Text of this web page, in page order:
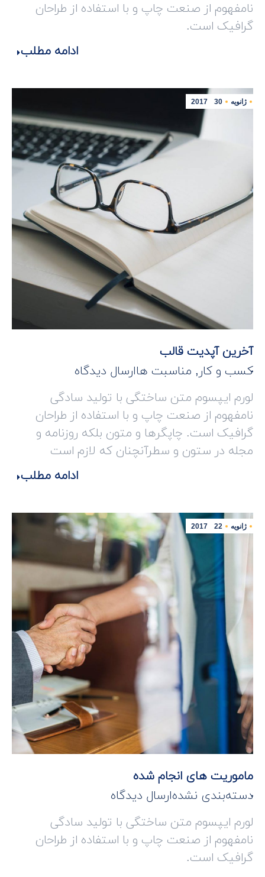
نامفهوم از صنعت چاپ و با استفاده از طراحان
گرافیک است.
ادامه مطلب
ژانویه 30
2017
آخرین آپدیت قالب
کسب و کار , مناسبت هاارسال دیدگاه
لورم ایپسوم متن ساختگی با تولید سادگی
نامفهوم از صنعت چاپ و با استفاده از طراحان
گرافیک است. چاپگرها و متون بلکه روزنامه و
مجله در ستون و سطرآنچنان که لازم است
ادامه مطلب
ژانویه 22
2017
ماموریت های انجام شده
دسته‌بندی نشدهارسال دیدگاه
لورم ایپسوم متن ساختگی با تولید سادگی
نامفهوم از صنعت چاپ و با استفاده از طراحان
گرافیک است.